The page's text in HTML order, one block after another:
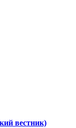
вестник)